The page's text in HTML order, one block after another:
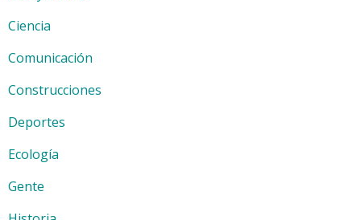
Ciencia
Comunicación
Construcciones
Deportes
Ecología
Gente